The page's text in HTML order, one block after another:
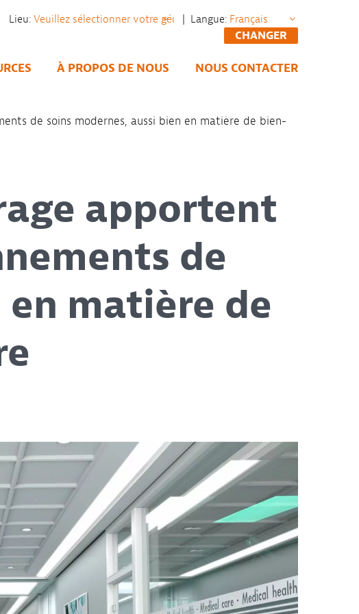
Lieu:
| Langue:
CHANGER
À PROPOS DE NOUS NOUS CONTACTER
de soins modernes, aussi bien en matière de bien-
apportent
de
en matière de